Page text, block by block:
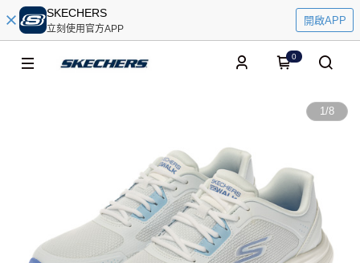
SKECHERS
立刻使用官方APP
開啟APP
0
1/8